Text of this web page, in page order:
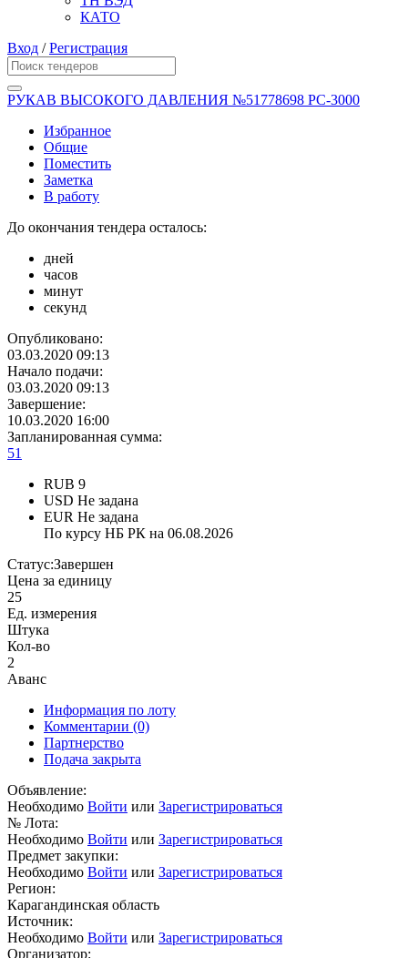
КАТО
Вход /Регистрация
РУКАВ ВЫСОКОГО ДАВЛЕНИЯ №51778698 РС-3000
Избранное
Общие
Поместить
Заметка
В работу
До окончания тендера осталось:
дней
часов
минут
секунд
Опубликовано:
03.03.2020 09:13
Начало подачи:
03.03.2020 09:13
Завершение:
10.03.2020 16:00
Запланированная сумма:
51
RUB 9
USD Не задана
EUR Не задана
По курсу НБ РК на 06.08.2026
Статус:Завершен
Цена за единицу
25
Ед. измерения
Штука
Кол-во
2
Аванс
Информация по лоту
Комментарии (0)
Партнерство
Подача закрыта
Объявление:
Необходимо Войти или Зарегистрироваться
№ Лота:
Необходимо Войти или Зарегистрироваться
Предмет закупки:
Необходимо Войти или Зарегистрироваться
Регион:
Карагандинская область
Источник:
Необходимо Войти или Зарегистрироваться
Организатор: